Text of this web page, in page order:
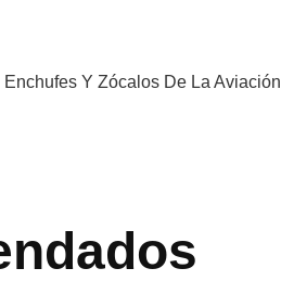
Enchufes Y Zócalos De La Aviación